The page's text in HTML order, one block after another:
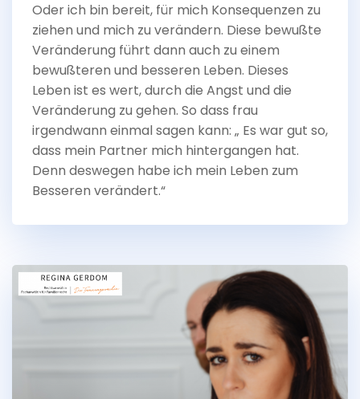
Oder ich bin bereit, für mich Konsequenzen zu
ziehen und mich zu verändern. Diese bewußte
Veränderung führt dann auch zu einem
bewußteren und besseren Leben. Dieses
Leben ist es wert, durch die Angst und die
Veränderung zu gehen. So dass frau
irgendwann einmal sagen kann: „ Es war gut so,
dass mein Partner mich hintergangen hat.
Denn deswegen habe ich mein Leben zum
Besseren verändert.“